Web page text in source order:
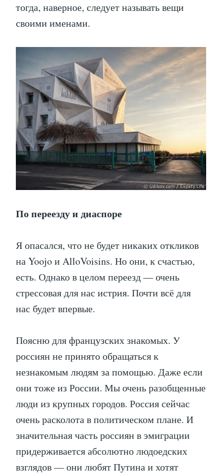
тогда, наверное, следует называть вещи
своими именами.
По переезду и диаспоре
Я опасался, что не будет никаких откликов
на Yoojo и AlloVoisins. Но они, к счастью,
есть. Однако в целом переезд — очень
стрессовая для нас истрия. Почти всё для
нас будет впервые.
Поясню для французских знакомых. У
россиян не принято обращаться к
незнакомым людям за помощью. Даже если
они тоже из России. Мы очень разобщенные
люди из крупных городов. Россия сейчас
очень расколота в политическом плане. И
значительная часть россиян в эмиграции
придерживается абсолютно людоедских
взглядов — они любят Путина и хотят